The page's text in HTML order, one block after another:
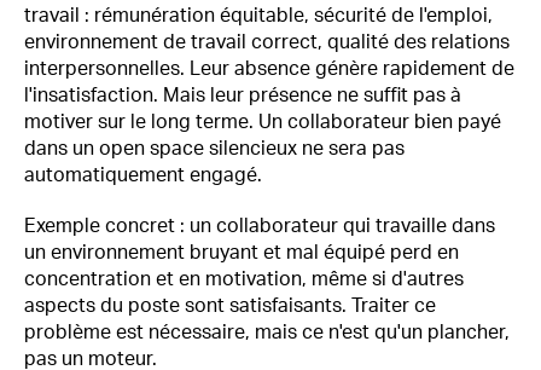
travail : rémunération équitable, sécurité de l'emploi,
environnement de travail correct, qualité des relations
interpersonnelles. Leur absence génère rapidement de
l'insatisfaction. Mais leur présence ne suffit pas à
motiver sur le long terme. Un collaborateur bien payé
dans un open space silencieux ne sera pas
automatiquement engagé.
Exemple concret : un collaborateur qui travaille dans
un environnement bruyant et mal équipé perd en
concentration et en motivation, même si d'autres
aspects du poste sont satisfaisants. Traiter ce
problème est nécessaire, mais ce n'est qu'un plancher,
pas un moteur.